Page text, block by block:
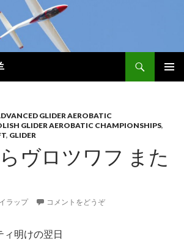
GLIDER AEROBATIC
GLIDER AEROBATIC CHAMPIONSHIPS,
, GLIDER
ヴロツワフ また
ラップ コメントをどうぞ
ィ明けの翌日